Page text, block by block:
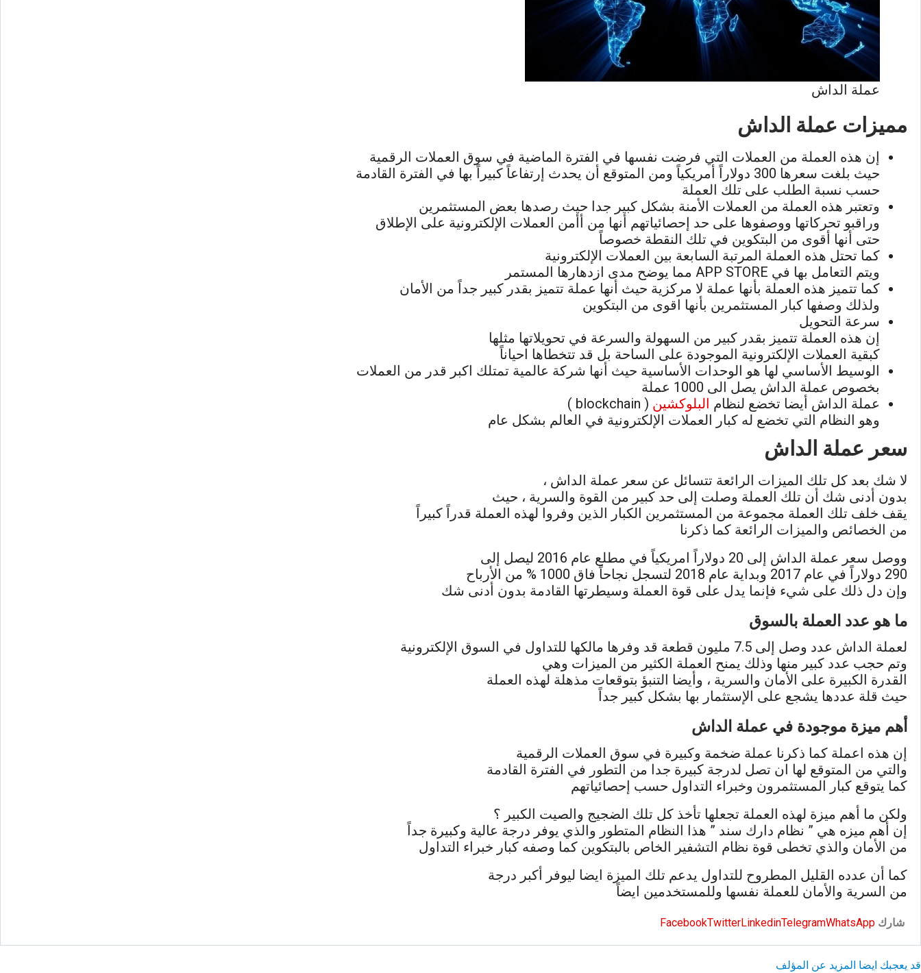
عملة الداش
مميزات عملة الداش
إن هذه العملة من العملات التي فرضت نفسها في الفترة الماضية في سوق العملات الرقمية
حيث بلغت سعرها 300 دولاراً أمريكياً ومن المتوقع أن يحدث إرتفاعاً كبيراً بها في الفترة القادمة
حسب نسبة الطلب على تلك العملة
وتعتبر هذه العملة من العملات الأمنة بشكل كبير جدا حيث رصدها بعض المستثمرين
وراقبو تحركاتها ووصفوها على حد إحصائياتهم أنها من أأمن العملات الإلكترونية على الإطلاق
حتى أنها أقوى من البتكوين في تلك النقطة خصوصاً
كما تحتل هذه العملة المرتبة السابعة بين العملات الإلكترونية
ويتم التعامل بها في APP STORE مما يوضح مدى ازدهارها المستمر
كما تتميز هذه العملة بأنها عملة لا مركزية حيث أنها عملة تتميز بقدر كبير جداً من الأمان
ولذلك وصفها كبار المستثمرين بأنها اقوى من البتكوين
سرعة التحويل
إن هذه العملة تتميز بقدر كبير من السهولة والسرعة في تحويلاتها مثلها
كبقية العملات الإلكترونية الموجودة على الساحة بل قد تتخطاها احياناً
الوسيط الأساسي لها هو الوحدات الأساسية حيث أنها شركة عالمية تمتلك اكبر قدر من العملات
بخصوص عملة الداش يصل الى 1000 عملة
عملة الداش أيضا تخضع لنظام البلوكشين ( blockchain )
وهو النظام التي تخضع له كبار العملات الإلكترونية في العالم بشكل عام
سعر عملة الداش
لا شك بعد كل تلك الميزات الرائعة تتسائل عن سعر عملة الداش ،
بدون أدنى شك أن تلك العملة وصلت إلى حد كبير من القوة والسرية ، حيث
يقف خلف تلك العملة مجموعة من المستثمرين الكبار الذين وفروا لهذه العملة قدراً كبيراً
من الخصائص والميزات الرائعة كما ذكرنا
ووصل سعر عملة الداش إلى 20 دولاراً امريكياً في مطلع عام 2016 ليصل إلى
290 دولاراً في عام 2017 وبداية عام 2018 لتسجل نجاحاً فاق 1000 % من الأرباح
وإن دل ذلك على شيء فإنما يدل على قوة العملة وسيطرتها القادمة بدون أدنى شك
ما هو عدد العملة بالسوق
لعملة الداش عدد وصل إلى 7.5 مليون قطعة قد وفرها مالكها للتداول في السوق الإلكترونية
وتم حجب عدد كبير منها وذلك يمنح العملة الكثير من الميزات وهي
القدرة الكبيرة على الأمان والسرية ، وأيضا التنبؤ بتوقعات مذهلة لهذه العملة
حيث قلة عددها يشجع على الإستثمار بها بشكل كبير جداً
أهم ميزة موجودة في عملة الداش
إن هذه اعملة كما ذكرنا عملة ضخمة وكبيرة في سوق العملات الرقمية
والتي من المتوقع لها ان تصل لدرجة كبيرة جدا من التطور في الفترة القادمة
كما يتوقع كبار المستثمرون وخبراء التداول حسب إحصائياتهم
ولكن ما أهم ميزة لهذه العملة تجعلها تأخذ كل تلك الضجيج والصيت الكبير ؟
إن أهم ميزه هي ” نظام دارك سند ” هذا النظام المتطور والذي يوفر درجة عالية وكبيرة جداً
من الأمان والذي تخطى قوة نظام التشفير الخاص بالبتكوين كما وصفه كبار خبراء التداول
كما أن عدده القليل المطروح للتداول يدعم تلك الميزة ايضا ليوفر أكبر درجة
من السرية والأمان للعملة نفسها وللمستخدمين ايضاً
شارك FacebookTwitterLinkedinTelegramWhatsApp
قد يعجبك ايضا المزيد عن المؤلف